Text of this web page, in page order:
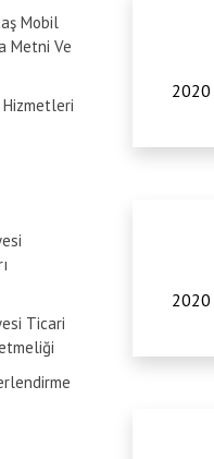
Mobil
Metni Ve
Ticari
2020
2020